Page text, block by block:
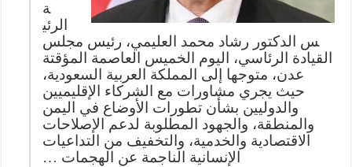
ة
الرئي
س الدكتور رشاد محمد العليمي، رئيس مجلس
القيادة الرئاسي، اليوم الخميس العاصمة المؤقتة
عدن، متوجها إلى المملكة العربية السعودية،
حيث يجري مشاورات مع الشركاء الإقليميين
والدوليين بشأن تطورات الأوضاع في اليمن
والمنطقة، والجهود المطلوبة لدعم الإصلاحات
الاقتصادية والخدمية، والتخفيف من التداعيات
الإنسانية الناجمة عن الهجمات …